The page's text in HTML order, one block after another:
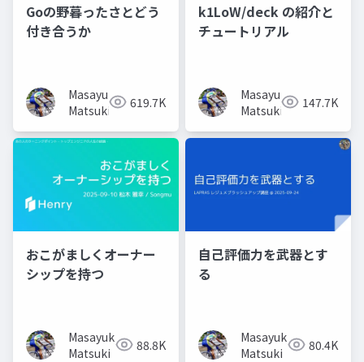
Goの野暮ったさとどう
付き合うか
Masayuki
Matsuki
619.7K
k1LoW/deck の紹介と
チュートリアル
Masayuki
Matsuki
147.7K
おこがましくオーナー
シップを持つ
Masayuki
Matsuki
88.8K
自己評価力を武器とす
る
Masayuki
Matsuki
80.4K